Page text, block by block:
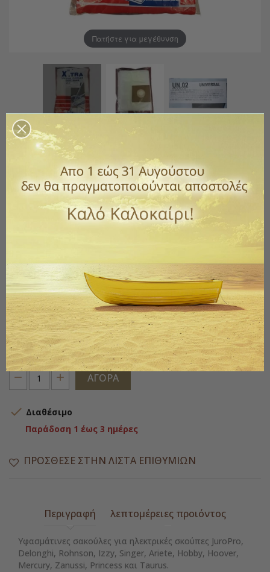
Πατήστε για μεγέθυνση
Σακούλα Ηλεκτρικής Σκούπας
Υφασμάτινες XTRA UN.02-Universal (10
Κωδικός 104-098
Υφασμάτινες σακούλες για ηλεκτρικές σκούπες JuroPro,
Delonghi, Rohnson, Izzy, Singer, Ariete, Hobby, Hoover,
Mercury, Zanussi, Princess και Taurus.
Η συσκευασία περιέχει 10 σακούλες και 1 πλενόμενο φίλτρο
Ποσότητα
ΑΓΟΡΆ
 Διαθέσιμο
Παράδοση 1 έως 3 ημέρες
ΠΡΌΣΘΕΣΕ ΣΤΗΝ ΛΊΣΤΑ ΕΠΙΘΥΜΙΏΝ
Περιγραφή λεπτομέρειες προιόντος
Υφασμάτινες σακούλες για ηλεκτρικές σκούπες JuroPro,
Delonghi, Rohnson, Izzy, Singer, Ariete, Hobby, Hoover,
Mercury, Zanussi, Princess και Taurus.